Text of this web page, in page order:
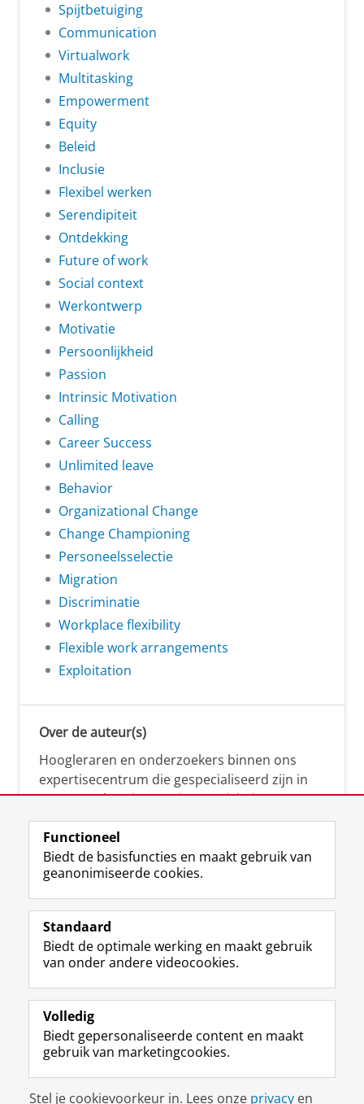
Spijtbetuiging
Communication
Virtualwork
Multitasking
Empowerment
Equity
Beleid
Inclusie
Flexibel werken
Serendipiteit
Ontdekking
Future of work
Social context
Werkontwerp
Motivatie
Persoonlijkheid
Passion
Intrinsic Motivation
Calling
Career Success
Unlimited leave
Behavior
Organizational Change
Change Championing
Personeelsselectie
Migration
Discriminatie
Workplace flexibility
Flexible work arrangements
Exploitation
Over de auteur(s)
Hoogleraren en onderzoekers binnen ons
expertisecentrum die gespecialiseerd zijn in
samenwerken, innovatie, creativiteit,
diversiteit, leiderschap en ethisch gedrag.
Over deze blog
Via deze blog vertalen onze experts hun
(actuele) wetenschappelijke kennis naar
praktische, heldere en toegankelijke inzichten.
Disclaimer & Copyright
Functioneel
Biedt de basisfuncties en maakt gebruik van
geanonimiseerde cookies.
Standaard
Biedt de optimale werking en maakt gebruik
van onder andere videocookies.
Volledig
Biedt gepersonaliseerde content en maakt
gebruik van marketingcookies.
Stel je cookievoorkeur in. Lees onze privacy en